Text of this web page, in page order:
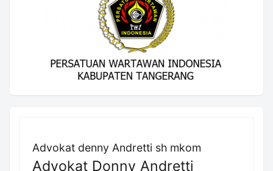
Advokat denny Andretti sh mkom
Advokat Donny Andretti